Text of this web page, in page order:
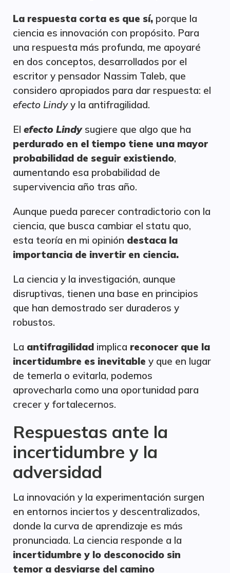
La respuesta corta es que sí, porque la
ciencia es innovación con propósito. Para
una respuesta más profunda, me apoyaré
en dos conceptos, desarrollados por el
escritor y pensador Nassim Taleb, que
considero apropiados para dar respuesta: el
efecto Lindyy la antifragilidad.
El efecto Lindysugiere que algo que ha
perdurado en el tiempo tiene una mayor
probabilidad de seguir existiendo,
aumentando esa probabilidad de
supervivencia año tras año.
Aunque pueda parecer contradictorio con la
ciencia, que busca cambiar el statu quo,
esta teoría en mi opinión destaca la
importancia de invertir en ciencia.
La ciencia y la investigación, aunque
disruptivas, tienen una base en principios
que han demostrado ser duraderos y
robustos.
La antifragilidad implica reconocer que la
incertidumbre es inevitable y que en lugar
de temerla o evitarla, podemos
aprovecharla como una oportunidad para
crecer y fortalecernos.
Respuestas ante la
incertidumbre y la
adversidad
La innovación y la experimentación surgen
en entornos inciertos y descentralizados,
donde la curva de aprendizaje es más
pronunciada. La ciencia responde a la
incertidumbre y lo desconocido sin
temor a desviarse del camino